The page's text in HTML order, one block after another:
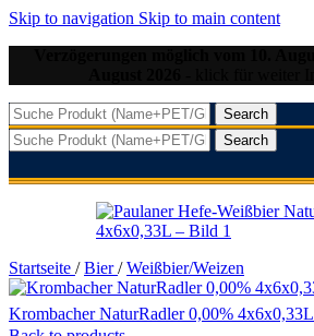
Skip to navigation Skip to main content
Search
Search
Startseite / Bier/ Weißbier/Weizen
Krombacher NaturRadler 0,00% 4x6x0,33L